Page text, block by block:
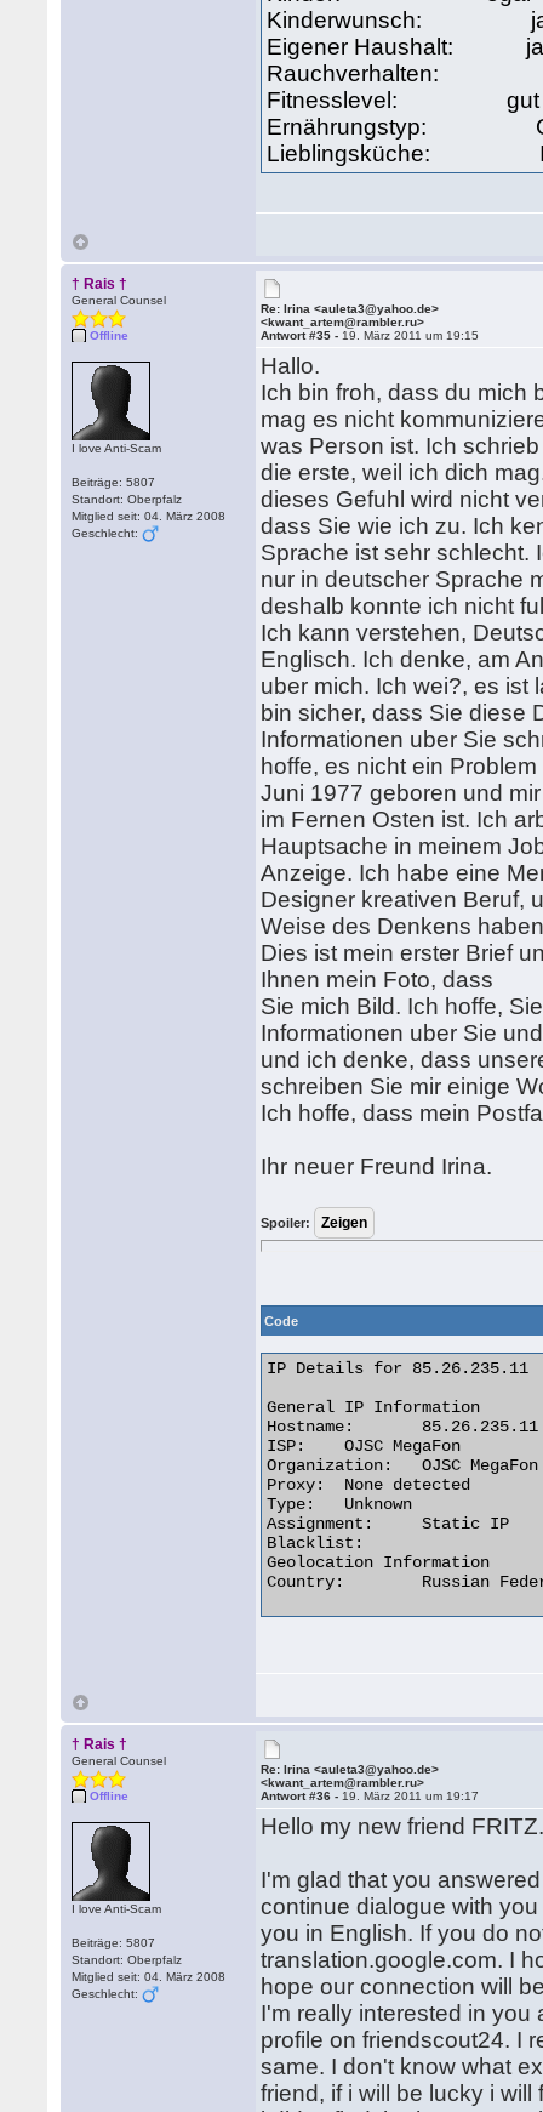
Kinderwunsch:
Eigener Haushalt:
Rauchverhalten:
Fitnesslevel: gut
Ernährungstyp:
Lieblingsküche:
† Rais †
General Counsel
Offline
I love Anti-Scam
Beiträge: 5807
Standort: Oberpfalz
Mitglied seit: 04. März 2008
Geschlecht:
Re: Irina <auleta3@yahoo.de>
<kwant_artem@rambler.ru>
Antwort #35 - 19. März 2011 um 19:15
Hallo.
Ich bin froh, dass du mich
mag es nicht
was Person ist. Ich
die erste, weil ich dich
dieses Gefuhl wird nicht
dass Sie wie ich zu. Ich
Sprache ist sehr schlecht.
nur in deutscher Sprache
deshalb konnte ich nicht
Ich kann verstehen,
Englisch. Ich denke, am
uber mich. Ich wei?, es ist
bin sicher, dass Sie diese
Informationen uber Sie
hoffe, es nicht ein
Juni 1977 geboren und
im Fernen Osten ist. Ich
Hauptsache in meinem
Anzeige. Ich habe eine
Designer kreativen Beruf,
Weise des Denkens
Dies ist mein erster Brief
Ihnen mein Foto, dass
Sie mich Bild. Ich hoffe,
Informationen uber Sie
und ich denke, dass
schreiben Sie mir einige
Ich hoffe, dass mein
Ihr neuer Freund Irina.
Spoiler:
Code
IP Details for 85.26.235.11
General IP Information
Hostname:	85.26.235.11
ISP:	OJSC MegaFon
Organization:	OJSC MegaFon
Proxy:	None detected
Type:	Unknown
Assignment:	Static IP
Blacklist:
Geolocation Information
Country:	Russian Federation
† Rais †
General Counsel
Offline
I love Anti-Scam
Beiträge: 5807
Standort: Oberpfalz
Mitglied seit: 04. März 2008
Geschlecht:
Re: Irina <auleta3@yahoo.de>
<kwant_artem@rambler.ru>
Antwort #36 - 19. März 2011 um 19:17
Hello my new friend
I'm glad that you
continue dialogue with
you in English. If you do
translation.google.com. I
hope our connection will
I'm really interested in
profile on friendscout24. I
same. I don't know what
friend, if i will be lucky i